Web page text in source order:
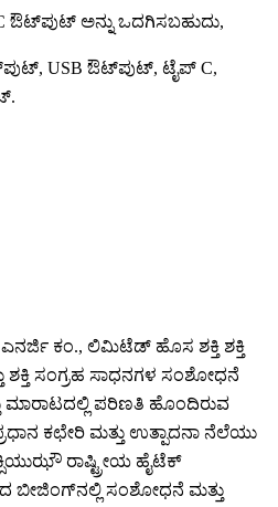
ಔಟ್‌ಪುಟ್ ಅನ್ನು ಒದಗಿಸಬಹುದು,
USB ಔಟ್‌ಪುಟ್, ಟೈಪ್ C,
ಕಂ., ಲಿಮಿಟೆಡ್ ಹೊಸ ಶಕ್ತಿ ಶಕ್ತಿ
ಸಂಗ್ರಹ ಸಾಧನಗಳ ಸಂಶೋಧನೆ
ಮಾರಾಟದಲ್ಲಿ ಪರಿಣತಿ ಹೊಂದಿರುವ
ಕಛೇರಿ ಮತ್ತು ಉತ್ಪಾದನಾ ನೆಲೆಯು
ರಾಷ್ಟ್ರೀಯ ಹೈಟೆಕ್
ಬೀಜಿಂಗ್‌ನಲ್ಲಿ ಸಂಶೋಧನೆ ಮತ್ತು